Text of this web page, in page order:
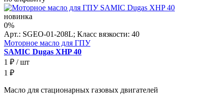
новинка
0%
Арт.: SGEO-01-208L; Класс вязкости: 40
Моторное масло для ГПУ
SAMIC Dugas XHP 40
1 ₽ / шт
1 ₽
Масло для стационарных газовых двигателей